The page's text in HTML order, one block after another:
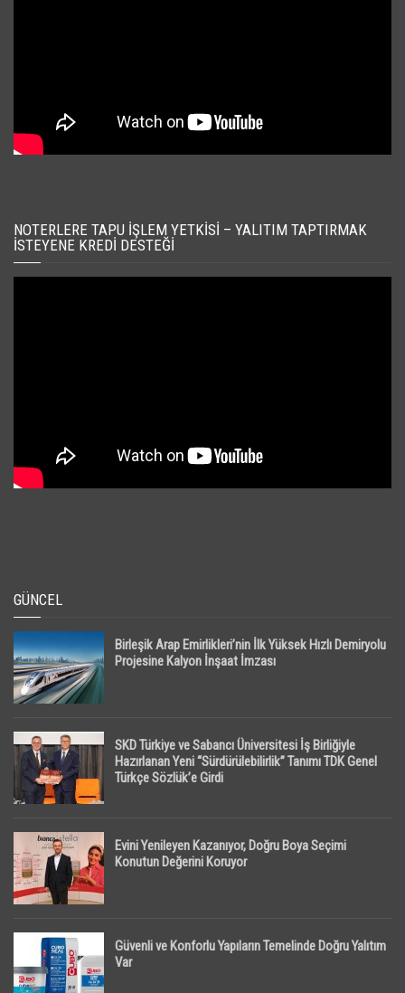
NOTERLERE TAPU İŞLEM YETKISI – YALITIM TAPTIRMAK
İSTEYENE KREDI DESTEĞI
GÜNCEL
Birleşik Arap Emirlikleri’nin İlk Yüksek Hızlı Demiryolu
Projesine Kalyon İnşaat İmzası
SKD Türkiye ve Sabancı Üniversitesi İş Birliğiyle
Hazırlanan Yeni “Sürdürülebilirlik” Tanımı TDK Genel
Türkçe Sözlük’e Girdi
Evini Yenileyen Kazanıyor, Doğru Boya Seçimi
Konutun Değerini Koruyor
Güvenli ve Konforlu Yapıların Temelinde Doğru Yalıtım
Var